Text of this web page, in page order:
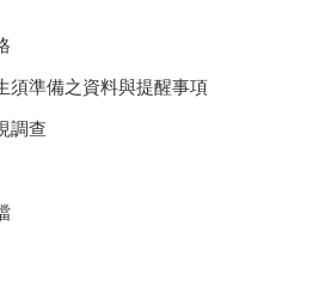
須準備之資料與提醒事項
調查